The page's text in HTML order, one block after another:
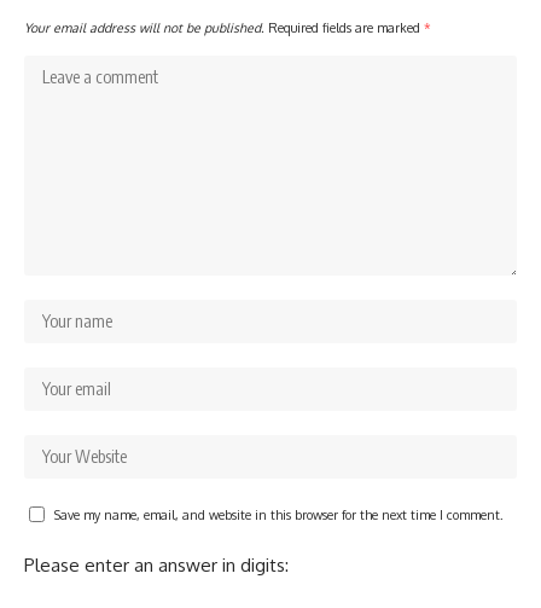
Your email address will not be published. Required fields are marked *
Save my name, email, and website in this browser for the next time I comment.
Please enter an answer in digits: